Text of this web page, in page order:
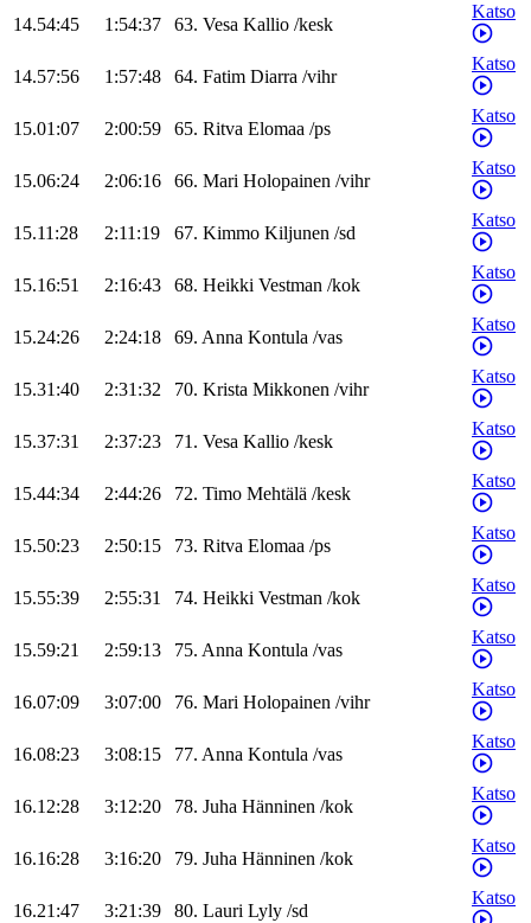
14.54:45 1:54:37 63. Vesa Kallio /kesk
Katso
14.57:56 1:57:48 64. Fatim Diarra /vihr
Katso
15.01:07 2:00:59 65. Ritva Elomaa /ps
Katso
15.06:24 2:06:16 66. Mari Holopainen /vihr
Katso
15.11:28 2:11:19 67. Kimmo Kiljunen /sd
Katso
15.16:51 2:16:43 68. Heikki Vestman /kok
Katso
15.24:26 2:24:18 69. Anna Kontula /vas
Katso
15.31:40 2:31:32 70. Krista Mikkonen /vihr
Katso
15.37:31 2:37:23 71. Vesa Kallio /kesk
Katso
15.44:34 2:44:26 72. Timo Mehtälä /kesk
Katso
15.50:23 2:50:15 73. Ritva Elomaa /ps
Katso
15.55:39 2:55:31 74. Heikki Vestman /kok
Katso
15.59:21 2:59:13 75. Anna Kontula /vas
Katso
16.07:09 3:07:00 76. Mari Holopainen /vihr
Katso
16.08:23 3:08:15 77. Anna Kontula /vas
Katso
16.12:28 3:12:20 78. Juha Hänninen /kok
Katso
16.16:28 3:16:20 79. Juha Hänninen /kok
Katso
16.21:47 3:21:39 80. Lauri Lyly /sd
Katso